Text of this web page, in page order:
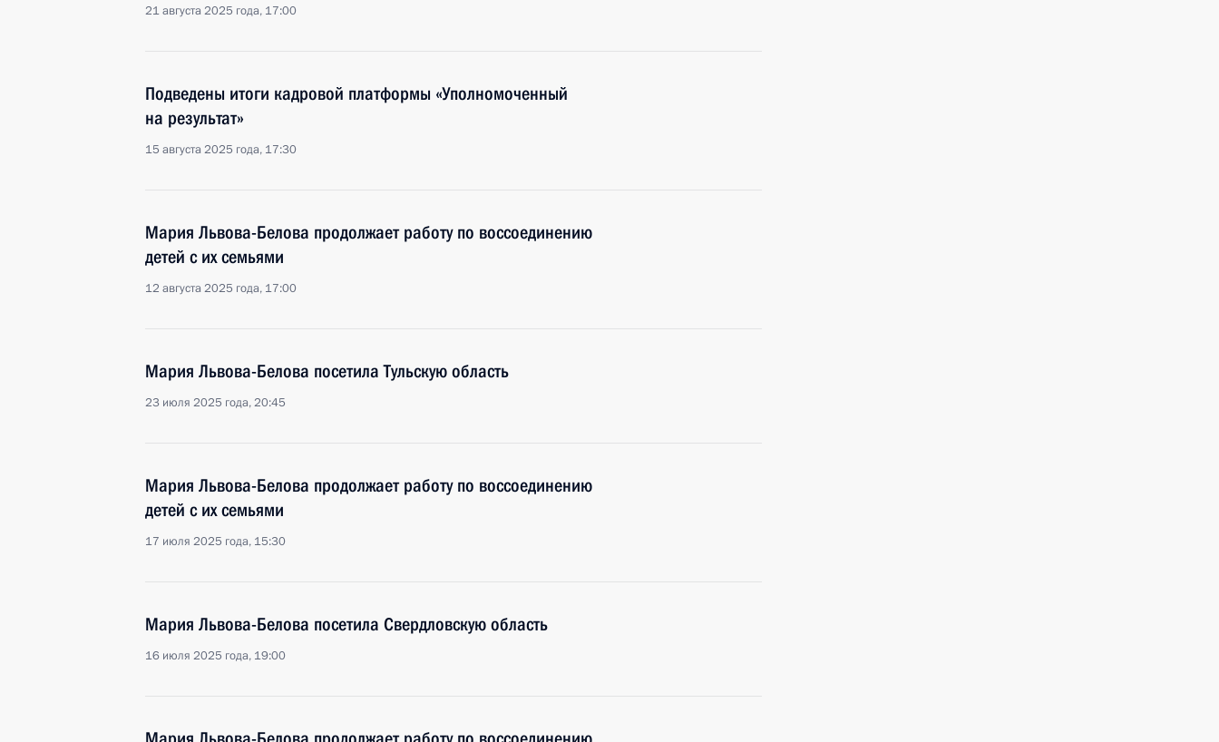
21 августа 2025 года, 17:00
Подведены итоги кадровой платформы «Уполномоченный
на результат»
15 августа 2025 года, 17:30
Мария Львова-Белова продолжает работу по воссоединению
детей с их семьями
12 августа 2025 года, 17:00
Мария Львова-Белова посетила Тульскую область
23 июля 2025 года, 20:45
Мария Львова-Белова продолжает работу по воссоединению
детей с их семьями
17 июля 2025 года, 15:30
Мария Львова-Белова посетила Свердловскую область
16 июля 2025 года, 19:00